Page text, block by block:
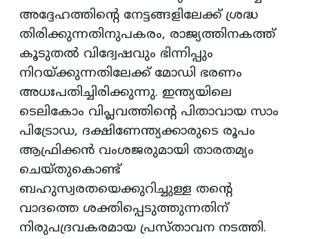
അദ്ദേഹത്തിന്റെ നേട്ടങ്ങളിലേക്ക് ശ്രദ്ധ
തിരിക്കുന്നതിനുപകരം, രാജ്യത്തിനകത്ത്
കൂടുതൽ വിദ്വേഷവും ഭിന്നിപ്പും
നിറയ്ക്കുന്നതിലേക്ക് മോഡി ഭരണം
അധഃപതിച്ചിരിക്കുന്നു. ഇന്ത്യയിലെ
ടെലികോം വിപ്ലവത്തിൻ്റെ പിതാവായ സാം
പിട്രോഡ, ദക്ഷിണേന്ത്യക്കാരുടെ രൂപം
ആഫ്രിക്കൻ വംശജരുമായി താരതമ്യം
ചെയ്തുകൊണ്ട്
ബഹുസ്വരതയെക്കുറിച്ചുള്ള തൻ്റെ
വാദത്തെ ശക്തിപ്പെടുത്തുന്നതിന്
നിരുപദ്രവകരമായ പ്രസ്താവന നടത്തി.